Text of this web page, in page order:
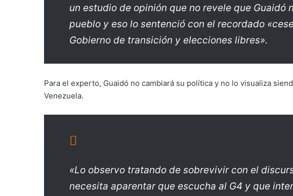
un estudio de opinión que no revele que Guaidó
pueblo y eso lo sentenció con el recordado
Gobierno de transición y elecciones libres».
Para el experto, Guaidó no cambiará su política y no lo visualiza
Venezuela.
«Lo observo tratando de sobrevivir con el
necesita aparentar que escucha al G4 y que